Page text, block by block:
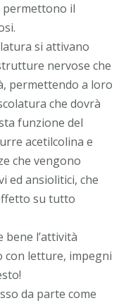
il
si attivano
nervose che
permettendo a loro
che dovrà
funzione del
acetilcolina e
che vengono
ed ansiolitici, che
su tutto
bene l’attività
con letture, impegni
da parte come